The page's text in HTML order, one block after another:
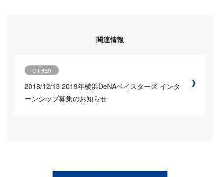
関連情報
OTHER
2018/12/13 2019年横浜DeNAベイスターズ インタ
ーンシップ募集のお知らせ